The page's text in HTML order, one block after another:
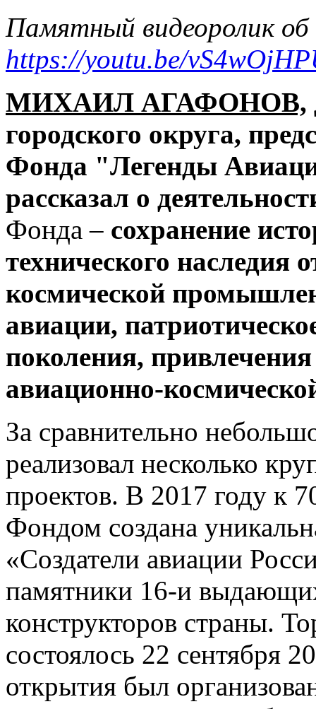
Памятный видеоролик
https://youtu.be/
МИХАИЛ АГАФОНОВ,
городского округа,
Фонда "Легенды
рассказал о
Фонда – сохранение
технического наследия
космической
авиации,
поколения,
авиационно-
За сравнительно
реализовал несколько
проектов. В 2017 году к
Фондом создана
«Создатели авиации
памятники 16-и
конструкторов страны.
состоялось 22 сентября
открытия был